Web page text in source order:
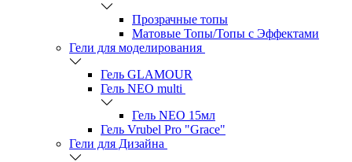
Прозрачные топы
Матовые Топы/Топы с Эффектами
Гели для моделирования
Гель GLAMOUR
Гель NEO multi
Гель NEO 15мл
Гель Vrubel Pro "Grace"
Гели для Дизайна